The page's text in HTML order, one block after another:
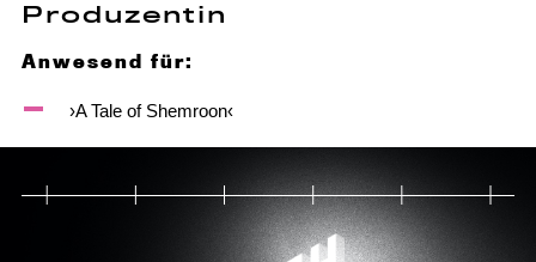
Produzentin
Anwesend für:
›A Tale of Shemroon‹